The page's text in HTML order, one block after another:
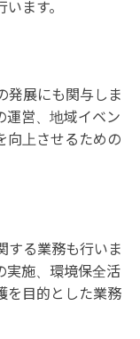
ます。
発展にも関与しま
運営、地域イベン
向上させるための
する業務も行いま
実施、環境保全活
を目的とした業務